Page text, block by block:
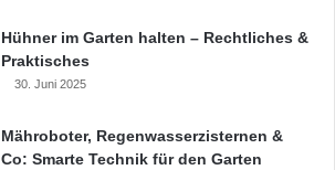
Hühner im Garten halten – Rechtliches &
Praktisches
30. Juni 2025
Mähroboter, Regenwasserzisternen &
Co: Smarte Technik für den Garten